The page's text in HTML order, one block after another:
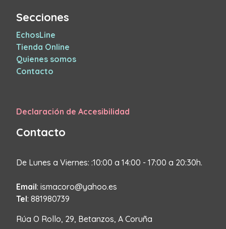
Secciones
EchosLine
Tienda Online
Quienes somos
Contacto
Declaración de Accesibilidad
Contacto
De Lunes a Viernes: :10:00 a 14:00 - 17:00 a 20:30h.
Email: ismacoro@yahoo.es
Tel: 881980739
Rúa O Rollo, 29, Betanzos, A Coruña